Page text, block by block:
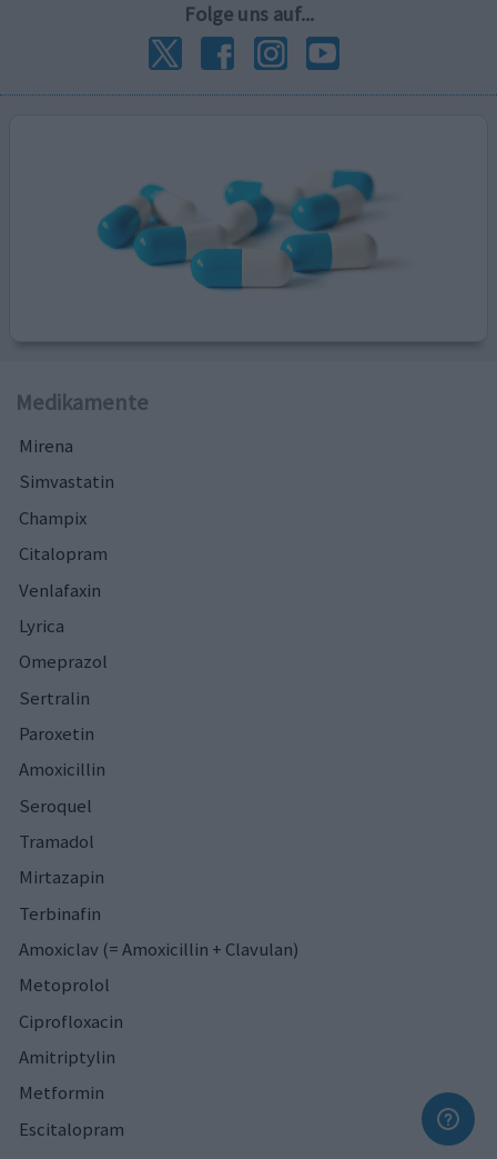
Folge uns auf...
Medikamente
Mirena
Simvastatin
Champix
Citalopram
Venlafaxin
Lyrica
Omeprazol
Sertralin
Paroxetin
Amoxicillin
Seroquel
Tramadol
Mirtazapin
Terbinafin
Amoxiclav (= Amoxicillin + Clavulan)
Metoprolol
Ciprofloxacin
Amitriptylin
Metformin
Escitalopram